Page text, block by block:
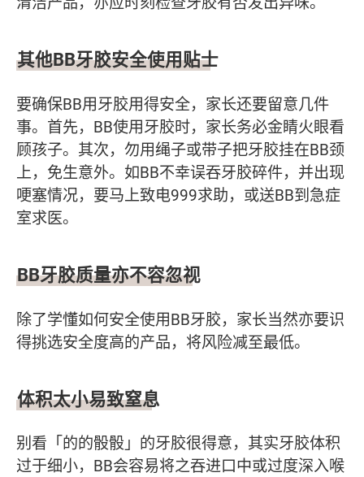
其他BB牙胶安全使用贴士
要确保BB用牙胶用得安全，家长还要留意几件
事。首先，BB使用牙胶时，家长务必金睛火眼看
顾孩子。其次，勿用绳子或带子把牙胶挂在BB颈
上，免生意外。如BB不幸误吞牙胶碎件，并出现
哽塞情况，要马上致电999求助，或送BB到急症
室求医。
BB牙胶质量亦不容忽视
除了学懂如何安全使用BB牙胶，家长当然亦要识
得挑选安全度高的产品，将风险减至最低。
体积太小易致窒息
别看「的的骰骰」的牙胶很得意，其实牙胶体积
过于细小，BB会容易将之吞进口中或过度深入喉